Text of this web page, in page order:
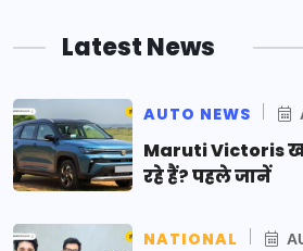
Latest News
AUTO NEWS
Maruti Victoris
रहे हैं? पहले जानें
NATIONAL